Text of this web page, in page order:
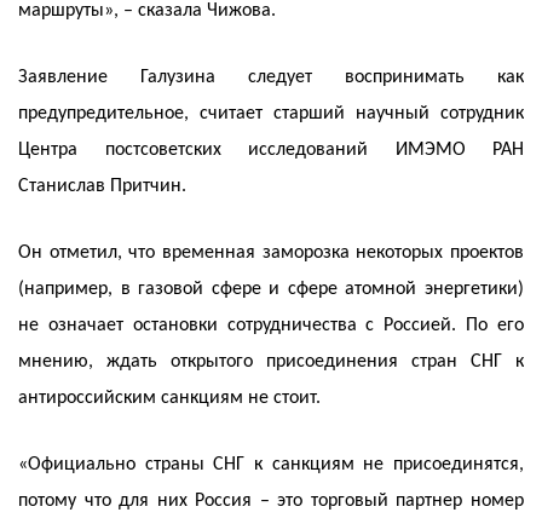
маршруты», – сказала Чижова.
Заявление Галузина следует воспринимать как
предупредительное, считает старший научный сотрудник
Центра постсоветских исследований ИМЭМО РАН
Станислав Притчин.
Он отметил, что временная заморозка некоторых проектов
(например, в газовой сфере и сфере атомной энергетики)
не означает остановки сотрудничества с Россией. По его
мнению, ждать открытого присоединения стран СНГ к
антироссийским санкциям не стоит.
«Официально страны СНГ к санкциям не присоединятся,
потому что для них Россия – это торговый партнер номер